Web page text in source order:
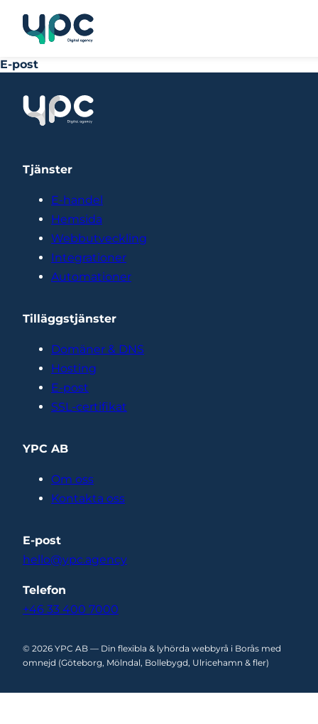
E-post
Tjänster
E-handel
Hemsida
Webbutveckling
Integrationer
Automationer
Tilläggstjänster
Domäner & DNS
Hosting
E-post
SSL-certifikat
YPC AB
Om oss
Kontakta oss
E-post
hello@ypc.agency
Telefon
+46 33 400 7000
© 2026 YPC AB — Din flexibla & lyhörda webbyrå i Borås med
omnejd (Göteborg, Mölndal, Bollebygd, Ulricehamn & fler)